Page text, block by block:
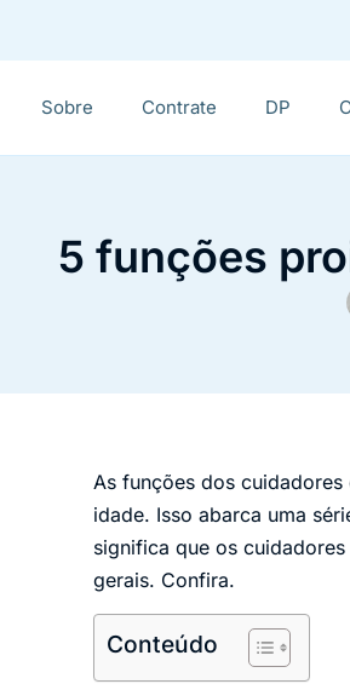
Sobre Contrate DP
5 funções
As funções dos
idade. Isso abarca uma
significa que os
gerais. Confira.
Conteúdo